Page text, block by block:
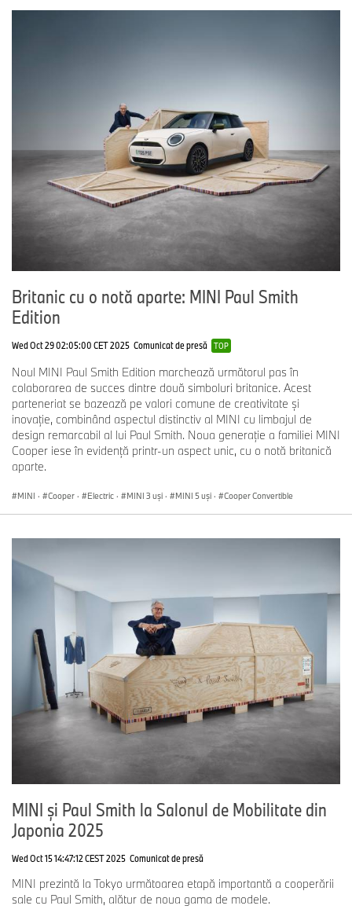
Britanic cu o notă aparte: MINI Paul Smith
Edition
Wed Oct 29 02:05:00 CET 2025 Comunicat de presă TOP
Noul MINI Paul Smith Edition marchează următorul pas în
colaborarea de succes dintre două simboluri britanice. Acest
parteneriat se bazează pe valori comune de creativitate şi
inovaţie, combinând aspectul distinctiv al MINI cu limbajul de
design remarcabil al lui Paul Smith. Noua generaţie a familiei MINI
Cooper iese în evidenţă printr-un aspect unic, cu o notă britanică
aparte.
MINI · Cooper · Electric · MINI 3 uşi · MINI 5 uşi · Cooper Convertible
MINI şi Paul Smith la Salonul de Mobilitate din
Japonia 2025
Wed Oct 15 14:47:12 CEST 2025 Comunicat de presă
MINI prezintă la Tokyo următoarea etapă importantă a cooperării
sale cu Paul Smith, alătur de noua gama de modele.